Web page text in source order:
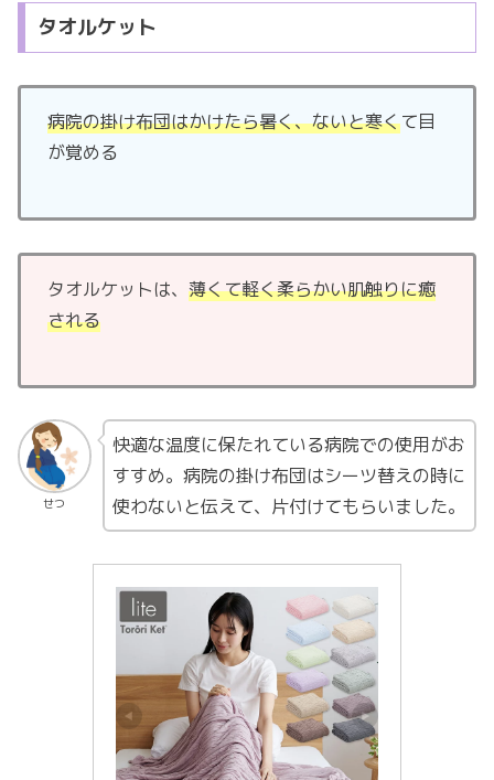
タオルケット
病院の掛け布団はかけたら暑く、ないと寒くて目
が覚める
タオルケットは、 薄くて軽く柔らかい肌触りに癒
される
せつ
快適な温度に保たれている病院での使用がお
すすめ。病院の掛け布団はシーツ替えの時に
使わないと伝えて、片付けてもらいました。